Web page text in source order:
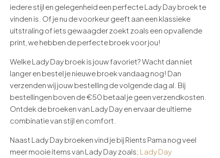
iedere stijl en gelegenheid een perfecte Lady Day broek te
vinden is. Of je nu de voorkeur geeft aan een klassieke
uitstraling of iets gewaagder zoekt zoals een opvallende
print, we hebben de perfecte broek voor jou!
Welke Lady Day broek is jouw favoriet? Wacht dan niet
langer en bestel je nieuwe broek vandaag nog! Dan
verzenden wij jouw bestelling de volgende dag al. Bij
bestellingen boven de €50 betaal je geen verzendkosten.
Ontdek de broeken van Lady Day en ervaar de ultieme
combinatie van stijl en comfort.
Naast Lady Day broeken vind je bij Rients Pama nog veel
meer mooie items van Lady Day zoals; Lady Day